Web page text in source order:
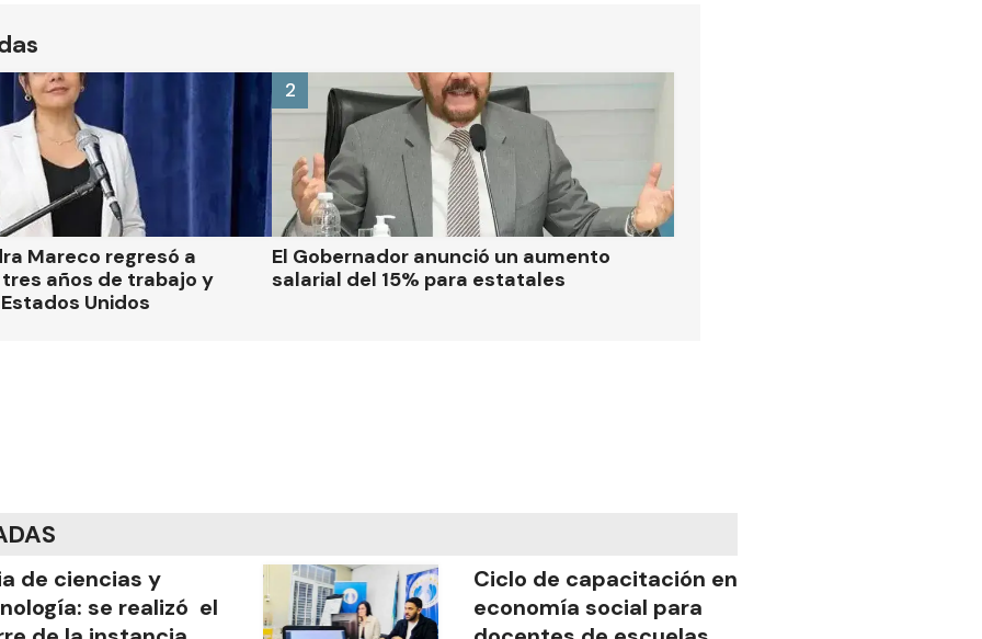
Mareco regresó a
años de trabajo y
Unidos
El Gobernador anunció un aumento
salarial del 15% para estatales
2
de ciencias y
se realizó el
Ciclo de capacitación en
economía social para